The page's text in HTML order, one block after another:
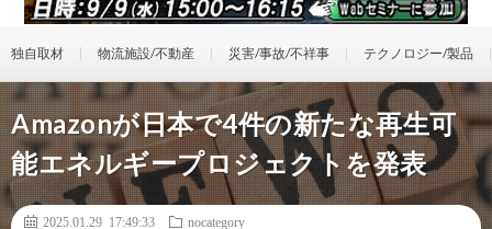
独自取材 物流施設/不動産 災害/事故/不祥事 テクノロジー/製品
Amazonが日本で4件の新たな再生可
能エネルギープロジェクトを発表
2025.01.29 17:49:33
nocategory